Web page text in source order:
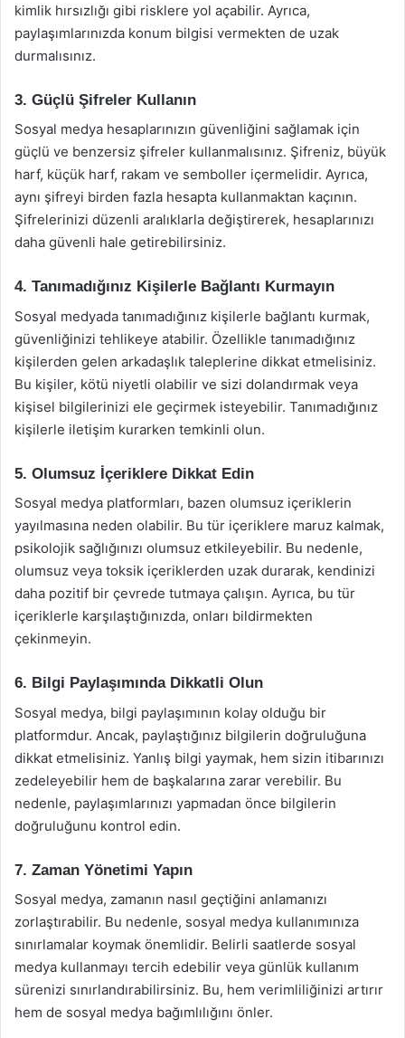
kimlik hırsızlığı gibi risklere yol açabilir. Ayrıca,
paylaşımlarınızda konum bilgisi vermekten de uzak
durmalısınız.
3. Güçlü Şifreler Kullanın
Sosyal medya hesaplarınızın güvenliğini sağlamak için
güçlü ve benzersiz şifreler kullanmalısınız. Şifreniz, büyük
harf, küçük harf, rakam ve semboller içermelidir. Ayrıca,
aynı şifreyi birden fazla hesapta kullanmaktan kaçının.
Şifrelerinizi düzenli aralıklarla değiştirerek, hesaplarınızı
daha güvenli hale getirebilirsiniz.
4. Tanımadığınız Kişilerle Bağlantı Kurmayın
Sosyal medyada tanımadığınız kişilerle bağlantı kurmak,
güvenliğinizi tehlikeye atabilir. Özellikle tanımadığınız
kişilerden gelen arkadaşlık taleplerine dikkat etmelisiniz.
Bu kişiler, kötü niyetli olabilir ve sizi dolandırmak veya
kişisel bilgilerinizi ele geçirmek isteyebilir. Tanımadığınız
kişilerle iletişim kurarken temkinli olun.
5. Olumsuz İçeriklere Dikkat Edin
Sosyal medya platformları, bazen olumsuz içeriklerin
yayılmasına neden olabilir. Bu tür içeriklere maruz kalmak,
psikolojik sağlığınızı olumsuz etkileyebilir. Bu nedenle,
olumsuz veya toksik içeriklerden uzak durarak, kendinizi
daha pozitif bir çevrede tutmaya çalışın. Ayrıca, bu tür
içeriklerle karşılaştığınızda, onları bildirmekten
çekinmeyin.
6. Bilgi Paylaşımında Dikkatli Olun
Sosyal medya, bilgi paylaşımının kolay olduğu bir
platformdur. Ancak, paylaştığınız bilgilerin doğruluğuna
dikkat etmelisiniz. Yanlış bilgi yaymak, hem sizin itibarınızı
zedeleyebilir hem de başkalarına zarar verebilir. Bu
nedenle, paylaşımlarınızı yapmadan önce bilgilerin
doğruluğunu kontrol edin.
7. Zaman Yönetimi Yapın
Sosyal medya, zamanın nasıl geçtiğini anlamanızı
zorlaştırabilir. Bu nedenle, sosyal medya kullanımınıza
sınırlamalar koymak önemlidir. Belirli saatlerde sosyal
medya kullanmayı tercih edebilir veya günlük kullanım
sürenizi sınırlandırabilirsiniz. Bu, hem verimliliğinizi artırır
hem de sosyal medya bağımlılığını önler.